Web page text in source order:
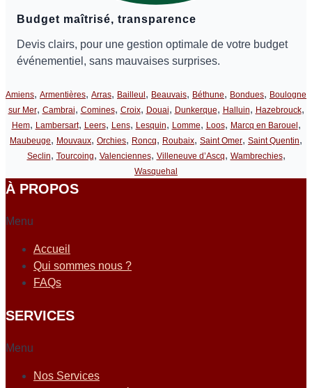
Budget maîtrisé, transparence
Devis clairs, pour une gestion optimale de votre budget
événementiel, sans mauvaises surprises.
Amiens, Armentières, Arras, Bailleul, Beauvais, Béthune, Bondues, Boulogne
sur Mer, Cambrai, Comines, Croix, Douai, Dunkerque, Halluin, Hazebrouck,
Hem, Lambersart, Leers, Lens, Lesquin, Lomme, Loos, Marcq en Barouel,
Maubeuge, Mouvaux, Orchies, Roncq, Roubaix, Saint Omer, Saint Quentin,
Seclin, Tourcoing, Valenciennes, Villeneuve d’Ascq, Wambrechies,
Wasquehal
À PROPOS
Menu
Accueil
Qui sommes nous ?
FAQs
SERVICES
Menu
Nos Services